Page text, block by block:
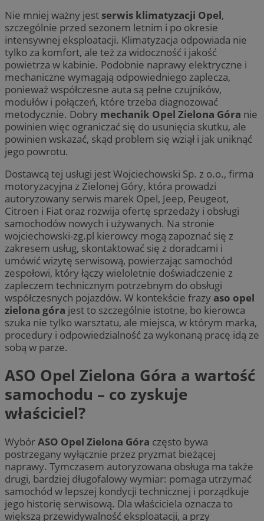
Nie mniej ważny jest serwis klimatyzacji Opel,
szczególnie przed sezonem letnim i po okresie
intensywnej eksploatacji. Klimatyzacja odpowiada nie
tylko za komfort, ale też za widoczność i jakość
powietrza w kabinie. Podobnie naprawy elektryczne i
mechaniczne wymagają odpowiedniego zaplecza,
ponieważ współczesne auta są pełne czujników,
modułów i połączeń, które trzeba diagnozować
metodycznie. Dobry mechanik Opel Zielona Góra nie
powinien więc ograniczać się do usunięcia skutku, ale
powinien wskazać, skąd problem się wziął i jak uniknąć
jego powrotu.
Dostawcą tej usługi jest Wojciechowski Sp. z o.o., firma
motoryzacyjna z Zielonej Góry, która prowadzi
autoryzowany serwis marek Opel, Jeep, Peugeot,
Citroen i Fiat oraz rozwija ofertę sprzedaży i obsługi
samochodów nowych i używanych. Na stronie
wojciechowski-zg.pl kierowcy mogą zapoznać się z
zakresem usług, skontaktować się z doradcami i
umówić wizytę serwisową, powierzając samochód
zespołowi, który łączy wieloletnie doświadczenie z
zapleczem technicznym potrzebnym do obsługi
współczesnych pojazdów. W kontekście frazy aso opel
zielona góra jest to szczególnie istotne, bo kierowca
szuka nie tylko warsztatu, ale miejsca, w którym marka,
procedury i odpowiedzialność za wykonaną pracę idą ze
sobą w parze.
ASO Opel Zielona Góra a wartość
samochodu – co zyskuje
właściciel?
WybórASO Opel Zielona Góra często bywa
postrzegany wyłącznie przez pryzmat bieżącej
naprawy. Tymczasem autoryzowana obsługa ma także
drugi, bardziej długofalowy wymiar: pomaga utrzymać
samochód w lepszej kondycji technicznej i porządkuje
jego historię serwisową. Dla właściciela oznacza to
większą przewidywalność eksploatacji, a przy